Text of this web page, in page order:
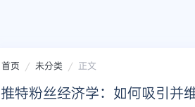
首页 未分类 正文
推特粉丝经济学：如何吸引并